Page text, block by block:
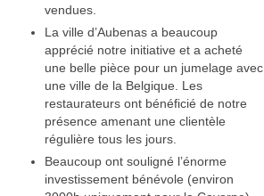
vendues.
La ville d’Aubenas a beaucoup
apprécié notre initiative et a acheté
une belle pièce pour un jumelage avec
une ville de la Belgique. Les
restaurateurs ont bénéficié de notre
présence amenant une clientèle
régulière tous les jours.
Beaucoup ont souligné l’énorme
investissement bénévole (environ